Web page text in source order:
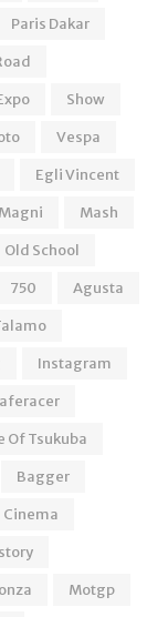
Paris Dakar
Show
Vespa
Egli Vincent
Magni
Mash
Old School
750
Agusta
Instagram
Of Tsukuba
Bagger
Cinema
Motgp